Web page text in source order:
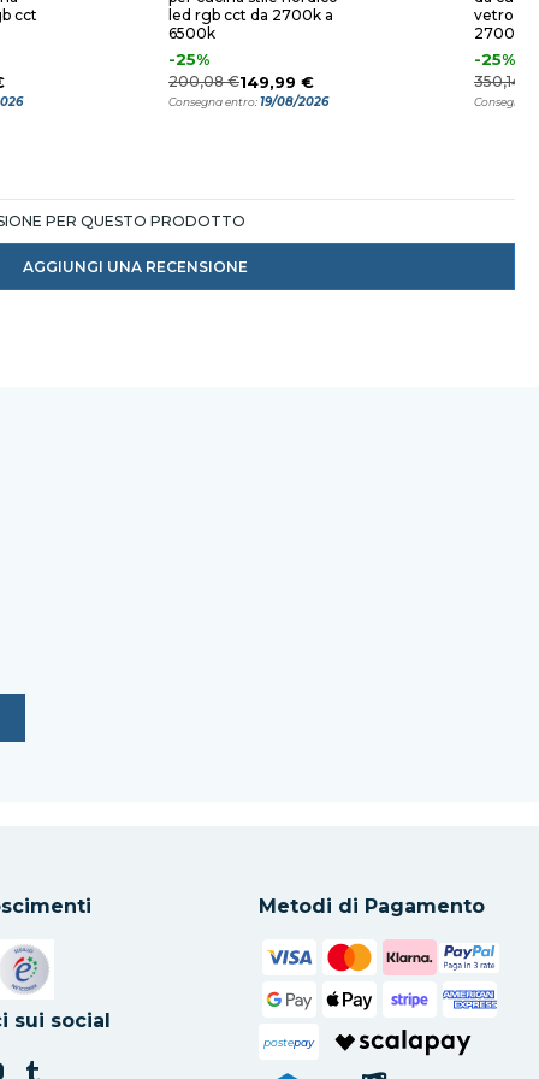
cct
led rgb cct da 2700k a
6500k
-25%
200,08 €149,99 €
Consegna entro:19/08/2026
vetro 4
2700k a
-25%
350,14 €
Consegna
PER QUESTO PRODOTTO
AGGIUNGI UNA RECENSIONE
una nuova scheda
apre in una nuova scheda
sui social
Metodi di Pagamento
postepay